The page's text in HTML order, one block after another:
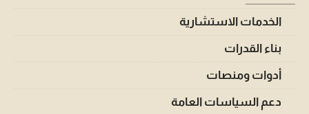
الخدمات الاستشارية
بناء القدرات
أدوات ومنصات
دعم السياسات العامة